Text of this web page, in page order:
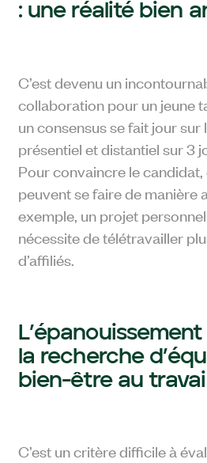
: une réalité bien
C’est devenu un
collaboration pour un jeune
un consensus se fait jour
présentiel et distantiel sur 3
Pour convaincre le
peuvent se faire de manière
exemple, un projet
nécessite de télétravailler
d’affiliés.
la recherche
bien-être au travail
C’est un critère difficile à